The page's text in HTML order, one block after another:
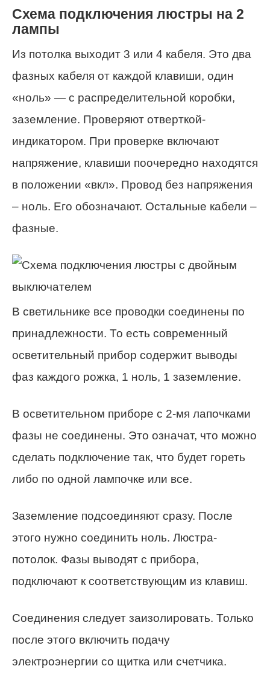
Схема подключения люстры на 2
лампы
Из потолка выходит 3 или 4 кабеля. Это два
фазных кабеля от каждой клавиши, один
«ноль» — с распределительной коробки,
заземление. Проверяют отверткой-
индикатором. При проверке включают
напряжение, клавиши поочередно находятся
в положении «вкл». Провод без напряжения
– ноль. Его обозначают. Остальные кабели –
фазные.
В светильнике все проводки соединены по
принадлежности. То есть современный
осветительный прибор содержит выводы
фаз каждого рожка, 1 ноль, 1 заземление.
В осветительном приборе с 2-мя лапочками
фазы не соединены. Это означат, что можно
сделать подключение так, что будет гореть
либо по одной лампочке или все.
Заземление подсоединяют сразу. После
этого нужно соединить ноль. Люстра-
потолок. Фазы выводят с прибора,
подключают к соответствующим из клавиш.
Соединения следует заизолировать. Только
после этого включить подачу
электроэнергии со щитка или счетчика.